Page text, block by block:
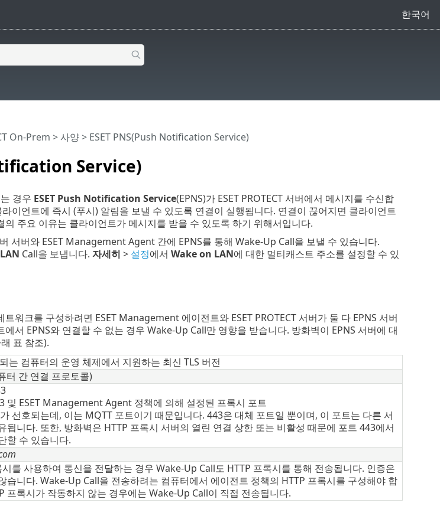
한국어
Service)
On-Prem >사양> ESET PNS(Push Notification Service)
경우 ESET Push Notification Service(EPNS)가 ESET PROTECT 서버에서 메시지를 수신합
라이언트에 즉시 (푸시) 알림을 보낼 수 있도록 연결이 실행됩니다. 연결이 끊어지면 클라이언트
주요 이유는 클라이언트가 메시지를 받을 수 있도록 하기 위해서입니다.
서버와 ESET Management Agent 간에 EPNS를 통해 Wake-Up Call을 보낼 수 있습니다.
Call을 보냅니다. 자세히 > 설정에서 Wake on LAN에 대한 멀티캐스트 주소를 설정할 수 있
워크를 구성하려면 ESET Management 에이전트와 ESET PROTECT 서버가 둘 다 EPNS 서버
서 EPNS와 연결할 수 없는 경우 Wake-Up Call만 영향을 받습니다. 방화벽이 EPNS 서버에 대
표 참조).
는 컴퓨터의 운영 체제에서 지원하는 최신 TLS 버전
터 간 연결 프로토콜)
및 ESET Management Agent 정책에 의해 설정된 프록시 포트
선호되는데, 이는 MQTT 포트이기 때문입니다. 443은 대체 포트일 뿐이며, 이 포트는 다른 서
됩니다. 또한, 방화벽은 HTTP 프록시 서버의 열린 연결 상한 또는 비활성 때문에 포트 443에서
할 수 있습니다.
시를 사용하여 통신을 전달하는 경우 Wake-Up Call도 HTTP 프록시를 통해 전송됩니다. 인증은
습니다. Wake-Up Call을 전송하려는 컴퓨터에서 에이전트 정책의 HTTP 프록시를 구성해야 합
프록시가 작동하지 않는 경우에는 Wake-Up Call이 직접 전송됩니다.